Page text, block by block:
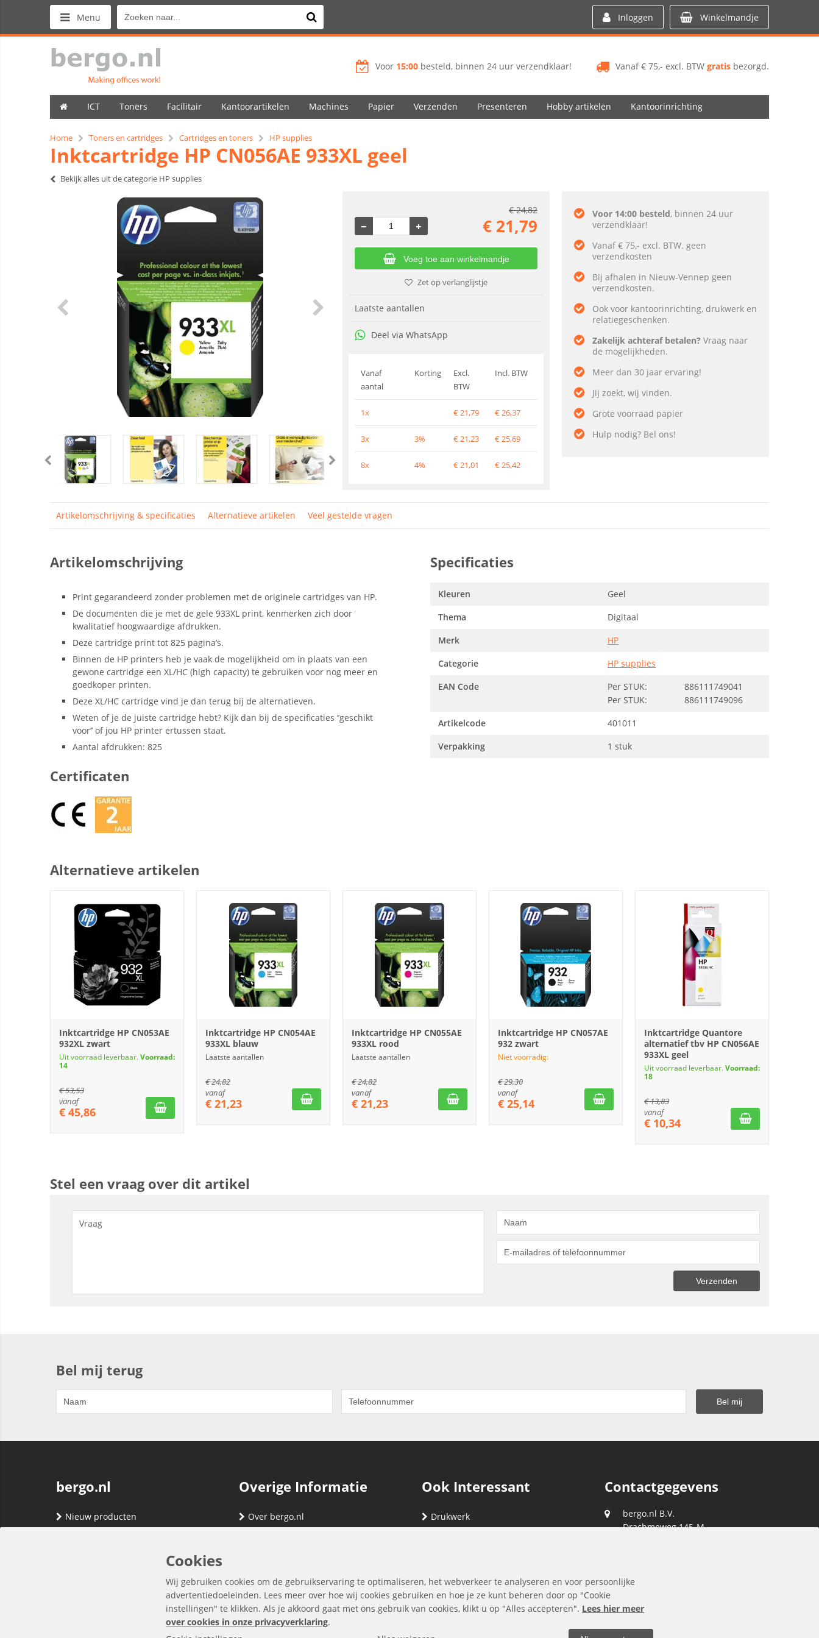
Menu Inloggen Winkelmandje
Vanaf € 75,- excl. BTW gratis bezorgd.
Voor 15:00 besteld, binnen 24 uur verzendklaar!
ICT Toners Facilitair Kantoorartikelen Machines Papier Verzenden Presenteren Hobby artikelen Kantoorinrichting
Home Toners en cartridges Cartridges en toners HP supplies
Inktcartridge HP CN056AE 933XL geel
Bekijk alles uit de categorie HP supplies
€24,82
€ 21,79
Voeg toe aan winkelmandje
Zet op verlanglijstje
Laatste aantallen
Deel via WhatsApp
Vanaf
aantal
Korting
Excl.
BTW
Incl. BTW
1x €21,79 €26,37
3x 3% €21,23 €25,69
8x 4% €21,01 €25,42
Voor 14:00 besteld, binnen 24 uur
verzendklaar!
Vanaf € 75,- excl. BTW. geen
verzendkosten
Bij afhalen in Nieuw-Vennep geen
verzendkosten.
Ook voor kantoorinrichting, drukwerk en
relatiegeschenken.
Zakelijk achteraf betalen? Vraag naar
de mogelijkheden.
Meer dan 30 jaar ervaring!
Jij zoekt, wij vinden.
Grote voorraad papier
Hulp nodig? Bel ons!
Artikelomschrijving & specificaties Alternatieve artikelen Veel gestelde vragen
Artikelomschrijving
Print gegarandeerd zonder problemen met de originele cartridges van HP.
De documenten die je met de gele 933XL print, kenmerken zich door
kwalitatief hoogwaardige afdrukken.
Deze cartridge print tot 825 pagina’s.
Binnen de HP printers heb je vaak de mogelijkheid om in plaats van een
gewone cartridge een XL/HC (high capacity) te gebruiken voor nog meer en
goedkoper printen.
Deze XL/HC cartridge vind je dan terug bij de alternatieven.
Weten of je de juiste cartridge hebt? Kijk dan bij de specificaties ‘’geschikt
voor’’ of jou HP printer ertussen staat.
Aantal afdrukken: 825
Certificaten
Specificaties
Kleuren
Geel
Thema
Digitaal
Merk
HP
Categorie
HP supplies
EAN Code
Per STUK:
886111749041
Per STUK:
886111749096
Artikelcode
401011
Verpakking
1 stuk
Alternatieve artikelen
Inktcartridge HP CN053AE
932XL zwart
Uit voorraad leverbaar.Voorraad:
14
€53,53
vanaf
€ 45,86
Inktcartridge HP CN054AE
933XL blauw
Laatste aantallen
€24,82
vanaf
€ 21,23
Inktcartridge HP CN055AE
933XL rood
Laatste aantallen
€24,82
vanaf
€ 21,23
Inktcartridge HP CN057AE
932 zwart
Niet voorradig:
€29,30
vanaf
€ 25,14
Inktcartridge Quantore
alternatief tbv HP CN056AE
933XL geel
Uit voorraad leverbaar.Voorraad:
18
€13,83
vanaf
€ 10,34
Stel een vraag over dit artikel
Bel mij terug
bergo.nl
Nieuw producten
Overige Informatie
Over bergo.nl
Algemene Voorwaarden
Privacyverklaring
Ook Interessant
Drukwerk
Contactgegevens
bergo.nl B.V.
Drachmeweg 145-M
Cookies
Wij gebruiken cookies om de gebruikservaring te optimaliseren, het webverkeer te analyseren en voor persoonlijke
advertentiedoeleinden. Lees meer over hoe wij cookies gebruiken en hoe je ze kunt beheren door op "Cookie
instellingen" te klikken. Als je akkoord gaat met ons gebruik van cookies, klikt u op "Alles accepteren". Lees hier meer
over cookies in onze privacyverklaring.